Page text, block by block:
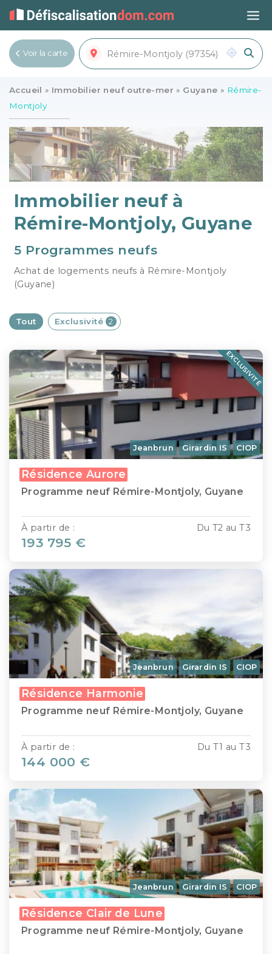
Accueil » Immobilier neuf outre-mer » Guyane » Rémire-
Montjoly
Immobilier neuf à
Rémire-Montjoly, Guyane
5 Programmes neufs
Achat de logements neufs à Rémire-Montjoly
(Guyane)
Voir la carte
Tout Exclusivité 2
Jeanbrun Girardin IS CIOP
Résidence Aurore
Programme neuf Rémire-Montjoly, Guyane
Du T2 au T3
À partir de :
193 795 €
EXCLUSIVITÉ
Jeanbrun Girardin IS CIOP
Résidence Harmonie
Programme neuf Rémire-Montjoly, Guyane
Du T1 au T3
À partir de :
144 000 €
Jeanbrun Girardin IS CIOP
Résidence Clair de Lune
Programme neuf Rémire-Montjoly, Guyane
Voir la liste